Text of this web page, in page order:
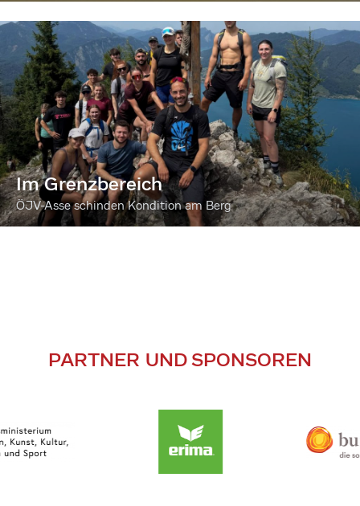
Im Grenzbereich
ÖJV-Asse schinden Kondition am Berg
PARTNER UND SPONSOREN